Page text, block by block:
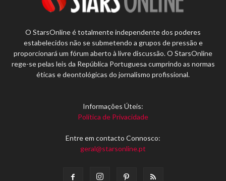
O StarsOnline é totalmente independente dos poderes
estabelecidos não se submetendo a grupos de pressão e
proporcionará um fórum aberto à livre discussão. O StarsOnline
rege-se pelas leis da República Portuguesa cumprindo as normas
éticas e deontológicas do jornalismo profissional.
Informações Úteis:
Política de Privacidade
Entre em contacto Connosco:
geral@starsonline.pt